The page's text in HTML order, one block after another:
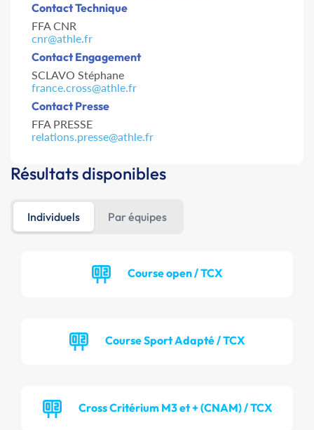
Contact Technique
FFA CNR
cnr@athle.fr
Contact Engagement
SCLAVO Stéphane
france.cross@athle.fr
Contact Presse
FFA PRESSE
relations.presse@athle.fr
Résultats disponibles
Individuels Par équipes
Course open / TCX
Course Sport Adapté / TCX
Cross Critérium M3 et + (CNAM) / TCX